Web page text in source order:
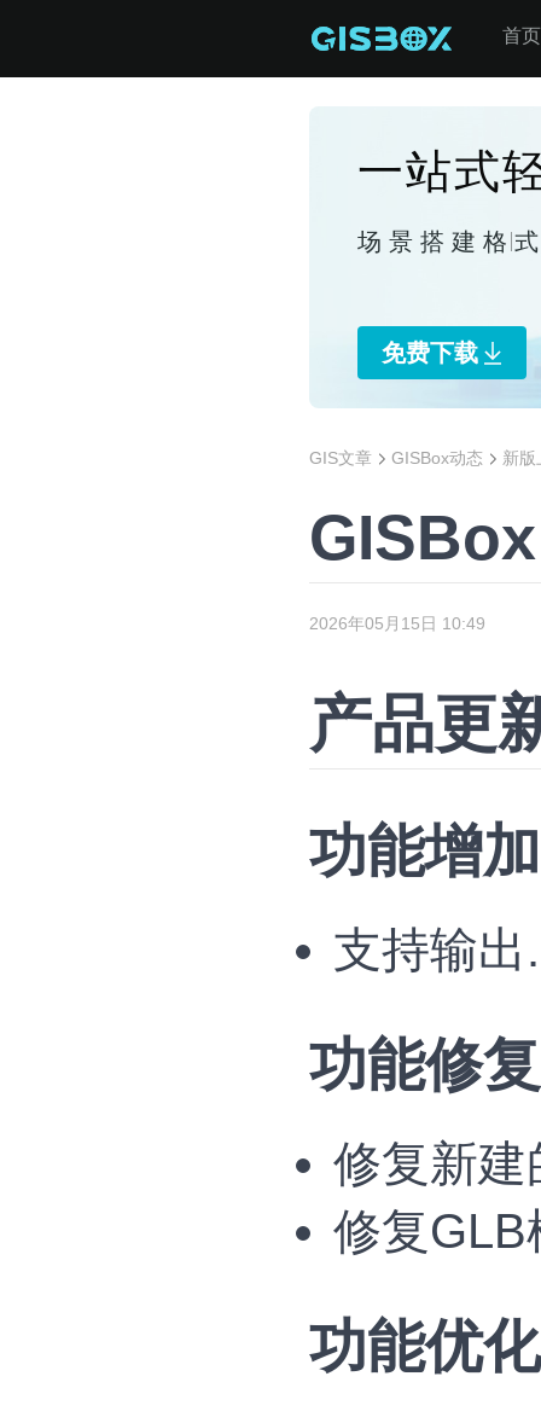
首页
一站式
场景搭建 格
免费下载
GIS文章 GISBox动态 新版
2026年05月15日 10:49
产品更
功能增
支持输出
功能修
修复新建
修复GLB
功能优